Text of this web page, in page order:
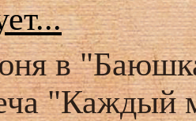
в
"Каждый